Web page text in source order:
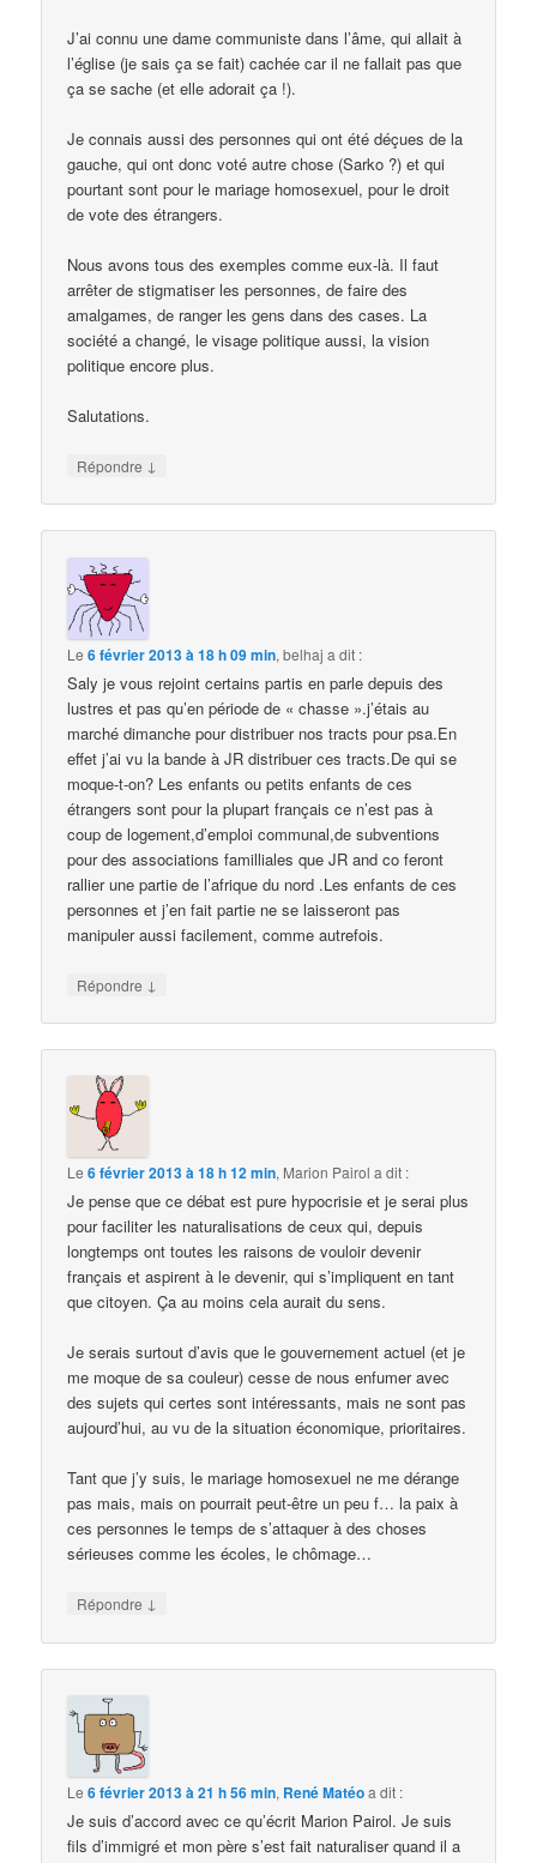
J’ai connu une dame communiste dans l’âme, qui allait à
l’église (je sais ça se fait) cachée car il ne fallait pas que
ça se sache (et elle adorait ça !).
Je connais aussi des personnes qui ont été déçues de la
gauche, qui ont donc voté autre chose (Sarko ?) et qui
pourtant sont pour le mariage homosexuel, pour le droit
de vote des étrangers.
Nous avons tous des exemples comme eux-là. Il faut
arrêter de stigmatiser les personnes, de faire des
amalgames, de ranger les gens dans des cases. La
société a changé, le visage politique aussi, la vision
politique encore plus.
Salutations.
Répondre ↓
Le6 février 2013 à 18 h 09 min,belhaj a dit :
Saly je vous rejoint certains partis en parle depuis des
lustres et pas qu’en période de « chasse ».j’étais au
marché dimanche pour distribuer nos tracts pour psa.En
effet j’ai vu la bande à JR distribuer ces tracts.De qui se
moque-t-on? Les enfants ou petits enfants de ces
étrangers sont pour la plupart français ce n’est pas à
coup de logement,d’emploi communal,de subventions
pour des associations familliales que JR and co feront
rallier une partie de l’afrique du nord .Les enfants de ces
personnes et j’en fait partie ne se laisseront pas
manipuler aussi facilement, comme autrefois.
Répondre ↓
Le6 février 2013 à 18 h 12 min, Marion Pairol a dit :
Je pense que ce débat est pure hypocrisie et je serai plus
pour faciliter les naturalisations de ceux qui, depuis
longtemps ont toutes les raisons de vouloir devenir
français et aspirent à le devenir, qui s’impliquent en tant
que citoyen. Ça au moins cela aurait du sens.
Je serais surtout d’avis que le gouvernement actuel (et je
me moque de sa couleur) cesse de nous enfumer avec
des sujets qui certes sont intéressants, mais ne sont pas
aujourd’hui, au vu de la situation économique, prioritaires.
Tant que j’y suis, le mariage homosexuel ne me dérange
pas mais, mais on pourrait peut-être un peu f… la paix à
ces personnes le temps de s’attaquer à des choses
sérieuses comme les écoles, le chômage…
Répondre ↓
Le6 février 2013 à 21 h 56 min, René Matéoa dit :
Je suis d’accord avec ce qu’écrit Marion Pairol. Je suis
fils d’immigré et mon père s’est fait naturaliser quand il a